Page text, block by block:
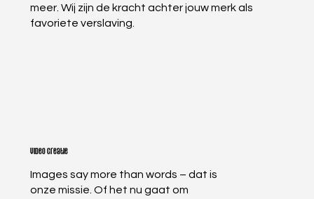
meer. Wij zijn de kracht achter jouw merk als
favoriete verslaving.
Video creatie
Images say more than words – dat is
onze missie. Of het nu gaat om